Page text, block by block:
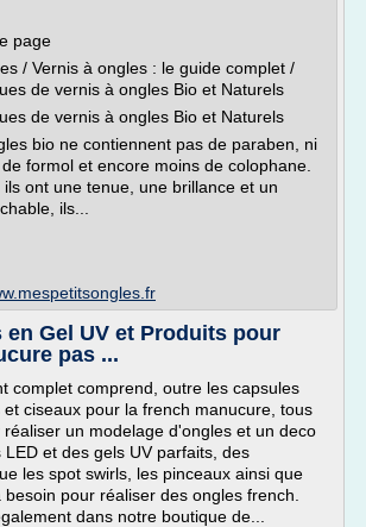
page
/ Vernis à ongles : le guide complet /
de vernis à ongles Bio et Naturels
de vernis à ongles Bio et Naturels
bio ne contiennent pas de paraben, ni
formol et encore moins de colophane.
ont une tenue, une brillance et un
ils...
en Gel UV et Produits pour
pas ...
complet comprend, outre les capsules
ciseaux pour la french manucure, tous
un modelage d'ongles et un deco
et des gels UV parfaits, des
les spot swirls, les pinceaux ainsi que
pour réaliser des ongles french.
dans notre boutique de...